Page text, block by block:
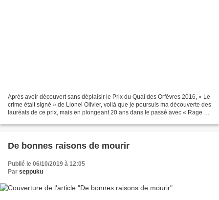
Après avoir découvert sans déplaisir le Prix du Quai des Orfèvres 2016, « Le
crime était signé » de Lionel Olivier, voilà que je poursuis ma découverte des
lauréats de ce prix, mais en plongeant 20 ans dans le passé avec « Rage de
De bonnes raisons de mourir
Publié le 06/10/2019 à 12:05
Par seppuku